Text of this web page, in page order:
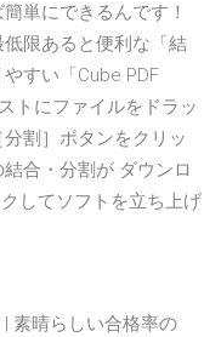
単にできるんです！
限あると便利な「結
すい「Cube PDF
トにファイルをドラッ
割］ボタンをクリッ
合・分割が ダウンロ
してソフトを立ち上げ
素晴らしい合格率の